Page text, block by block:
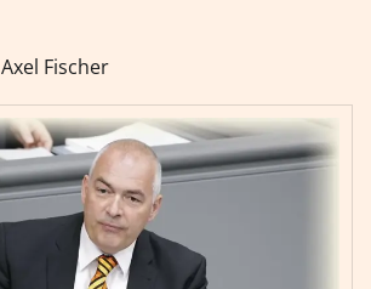
Axel Fischer